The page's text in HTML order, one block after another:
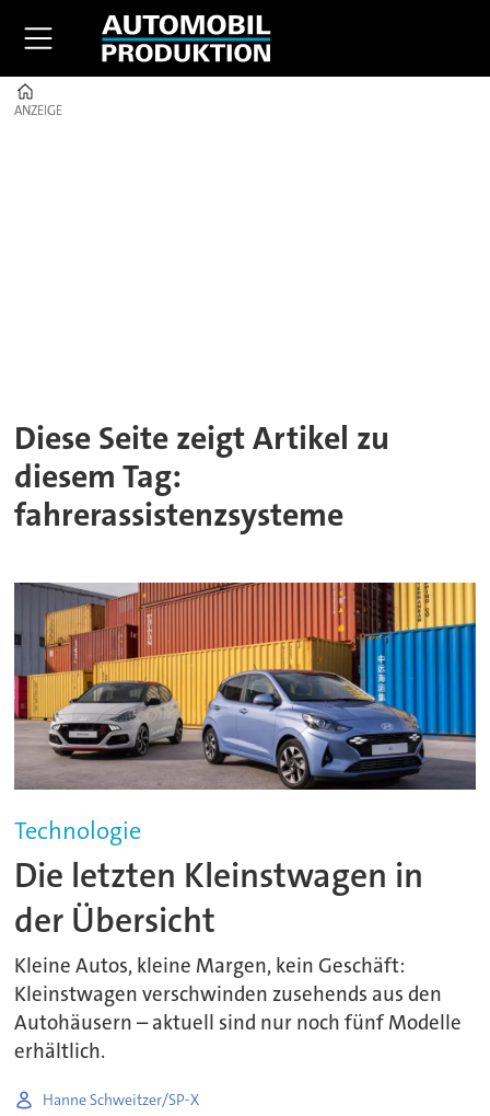
ANZEIGE
ANZEIGE
Diese Seite zeigt Artikel zu
diesem Tag:
fahrerassistenzsysteme
Technologie
Die letzten Kleinstwagen in
der Übersicht
Kleine Autos, kleine Margen, kein Geschäft:
Kleinstwagen verschwinden zusehends aus den
Autohäusern – aktuell sind nur noch fünf Modelle
erhältlich.
Hanne Schweitzer/SP-X